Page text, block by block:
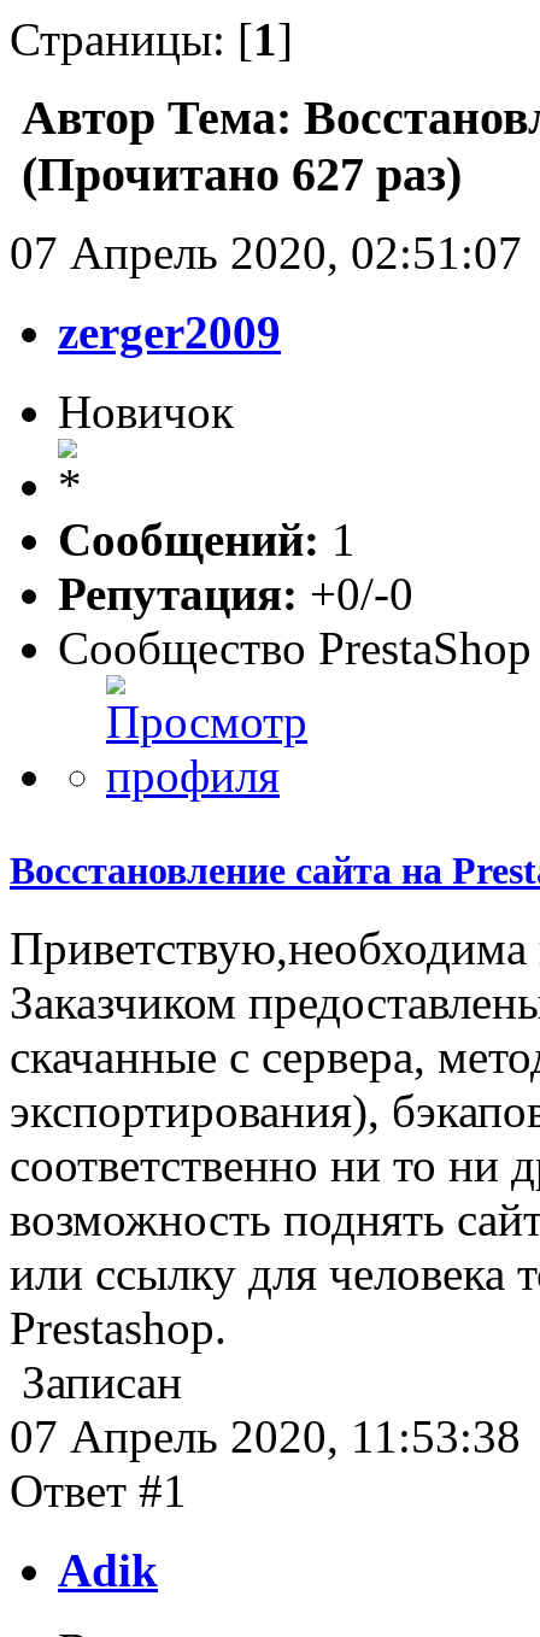
Страницы: [1]
Автор Тема:
(Прочитано 627 раз)
07 Апрель 2020, 02:51:07
zerger2009
Новичок
Сообщений: 1
Репутация: +0/-0
Сообщество PrestaShop
Восстановление сайта на
Заказчиком
скачанные с сервера,
экспортирования),
соответственно ни то ни
возможность поднять
или ссылку для человека
Prestashop.
Записан
07 Апрель 2020, 11:53:38
Ответ #1
Adik